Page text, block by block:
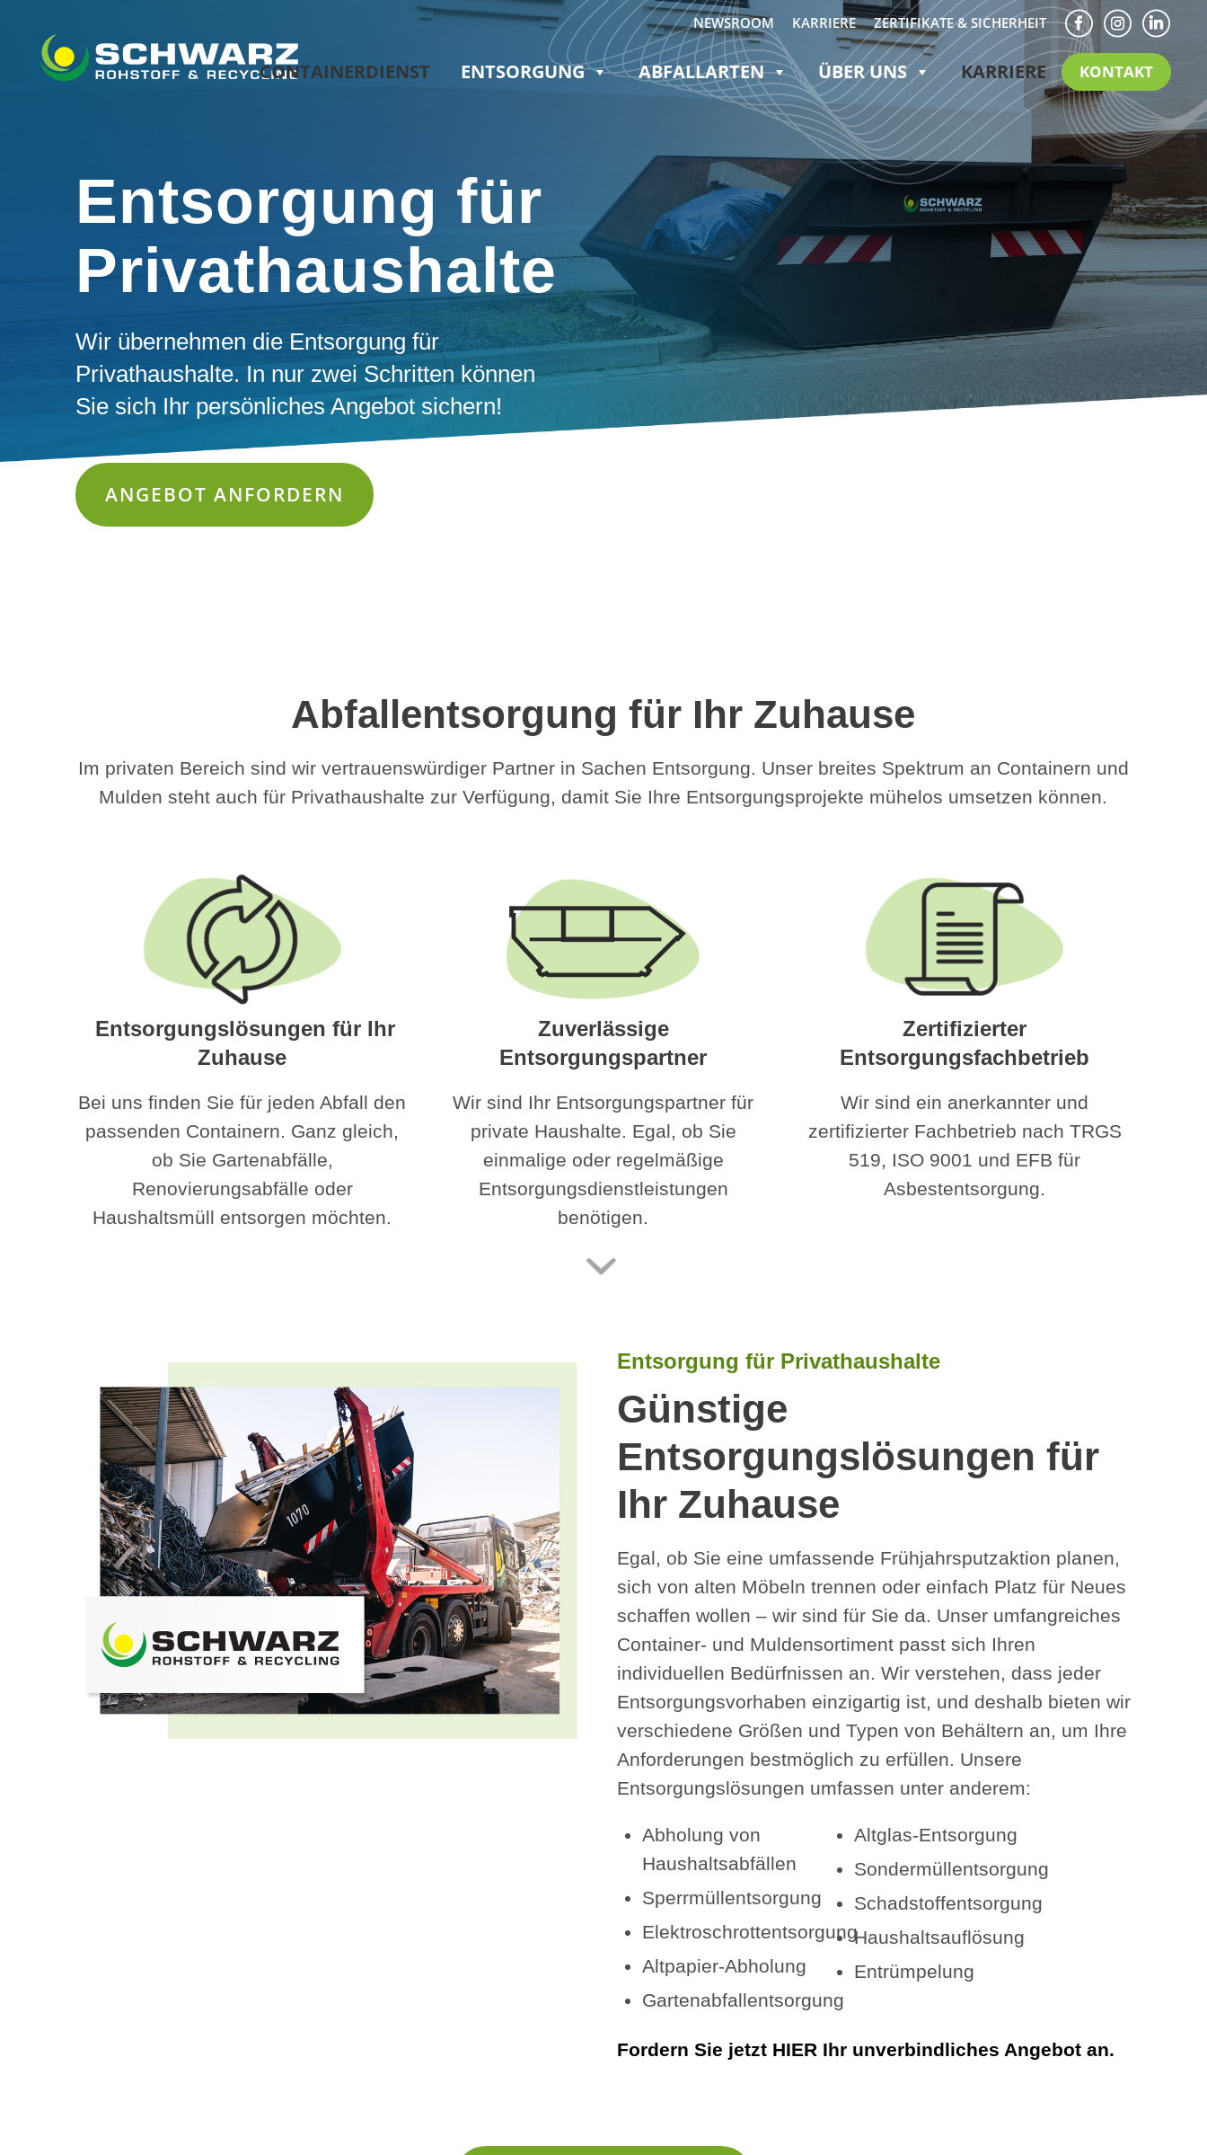
NEWSROOM KARRIERE ZERTIFIKATE & SICHERHEIT
F I LN
CONTAINERDIENST ENTSORGUNG ABFALLARTEN ÜBER UNS KARRIERE KONTAKT
Entsorgung für
Privathaushalte
Wir übernehmen die Entsorgung für
Privathaushalte. In nur zwei Schritten können
Sie sich Ihr persönliches Angebot sichern!
ANGEBOT ANFORDERN
Abfallentsorgung für Ihr Zuhause
Im privaten Bereich sind wir vertrauenswürdiger Partner in Sachen Entsorgung. Unser breites Spektrum an Containern und
Mulden steht auch für Privathaushalte zur Verfügung, damit Sie Ihre Entsorgungsprojekte mühelos umsetzen können.
Entsorgungslösungen für Ihr
Zuhause
Bei uns finden Sie für jeden Abfall den
passenden Containern. Ganz gleich,
ob Sie Gartenabfälle,
Renovierungsabfälle oder
Haushaltsmüll entsorgen möchten.
Zuverlässige
Entsorgungspartner
Wir sind Ihr Entsorgungspartner für
private Haushalte. Egal, ob Sie
einmalige oder regelmäßige
Entsorgungsdienstleistungen
benötigen.
Zertifizierter
Entsorgungsfachbetrieb
Wir sind ein anerkannter und
zertifizierter Fachbetrieb nach TRGS
519, ISO 9001 und EFB für
Asbestentsorgung.
Entsorgung für Privathaushalte
Günstige
Entsorgungslösungen für
Ihr Zuhause
Egal, ob Sie eine umfassende Frühjahrsputzaktion planen,
sich von alten Möbeln trennen oder einfach Platz für Neues
schaffen wollen – wir sind für Sie da. Unser umfangreiches
Container- und Muldensortiment passt sich Ihren
individuellen Bedürfnissen an. Wir verstehen, dass jeder
Entsorgungsvorhaben einzigartig ist, und deshalb bieten wir
verschiedene Größen und Typen von Behältern an, um Ihre
Anforderungen bestmöglich zu erfüllen. Unsere
Entsorgungslösungen umfassen unter anderem:
Abholung von
Haushaltsabfällen
Sperrmüllentsorgung
Elektroschrottentsorgung
Altpapier-Abholung
Gartenabfallentsorgung
Altglas-Entsorgung
Sondermüllentsorgung
Schadstoffentsorgung
Haushaltsauflösung
Entrümpelung
Fordern Sie jetzt HIER Ihr unverbindliches Angebot an.